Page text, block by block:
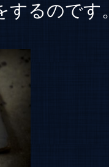
するのです